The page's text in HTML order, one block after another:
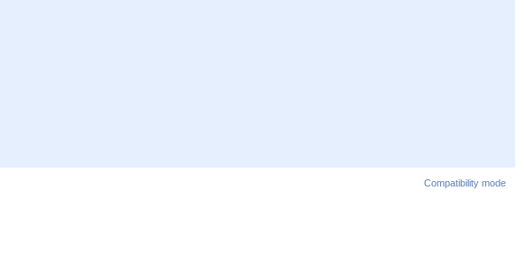
Compatibility mode